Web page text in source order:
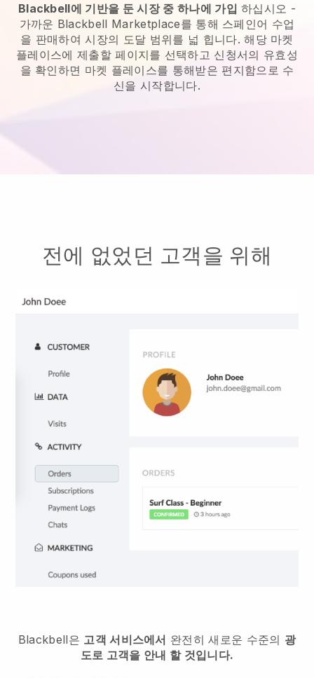
Blackbell에 기반을 둔 시장 중 하나에 가입 하십시오 -
가까운 Blackbell Marketplace를 통해 스페인어 수업
을 판매하여 시장의 도달 범위를 넓 힙니다. 해당 마켓
플레이스에 제출할 페이지를 선택하고 신청서의 유효성
을 확인하면 마켓 플레이스를 통해받은 편지함으로 수
신을 시작합니다.
전에 없었던 고객을 위해
Blackbell은 고객 서비스에서 완전히 새로운 수준의 광
도로 고객을 안내 할 것입니다.